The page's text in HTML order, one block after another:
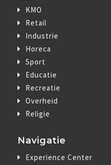
KMO
Retail
Industrie
Horeca
Sport
Educatie
Recreatie
Overheid
Religie
Navigatie
Experience Center